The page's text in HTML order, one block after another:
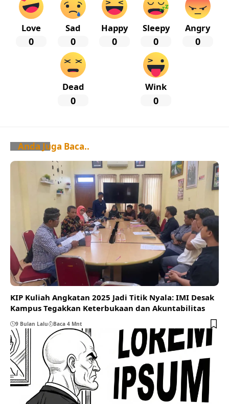
Love
0
Sad
0
Happy
0
Sleepy
0
Angry
0
Dead
0
Wink
0
Anda Juga Baca..
KIP Kuliah Angkatan 2025 Jadi Titik Nyala: IMI Desak
Kampus Tegakkan Keterbukaan dan Akuntabilitas
9 Bulan Lalu Baca 4 Mnt